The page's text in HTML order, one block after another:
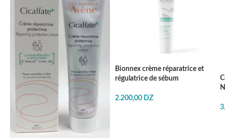
Bionnex crème réparatrice et
régulatrice de sébum
2.200,00 DZ